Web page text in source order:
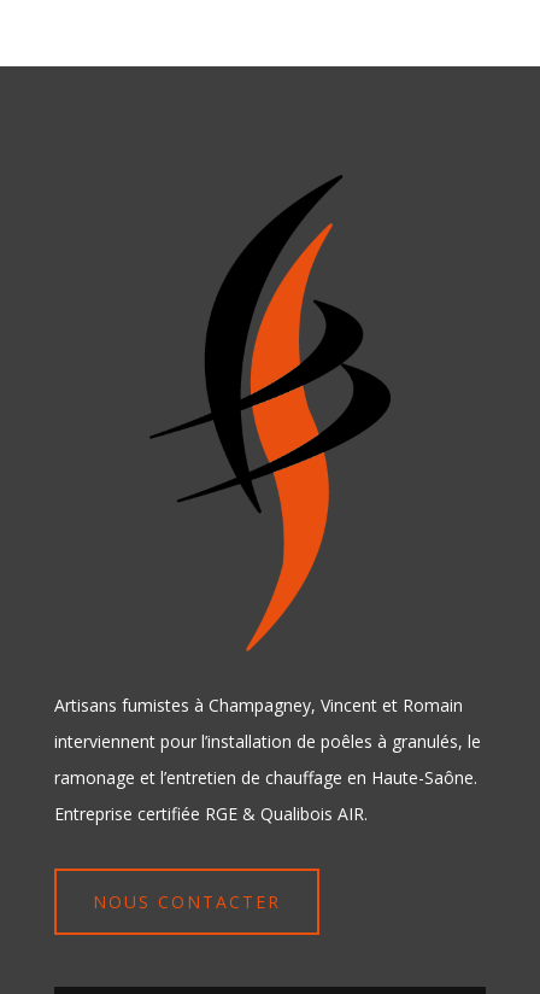
Artisans fumistes à Champagney, Vincent et Romain
interviennent pour l’installation de poêles à granulés, le
ramonage et l’entretien de chauffage en Haute-Saône.
Entreprise certifiée RGE & Qualibois AIR.
NOUS CONTACTER